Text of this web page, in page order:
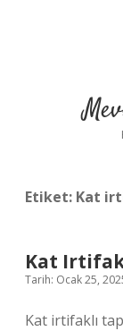
Etiket: Kat
Kat
Tarih: Ocak 25,
Kat irtifaklı